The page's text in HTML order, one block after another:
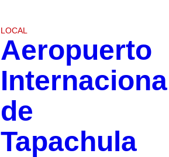
LOCAL
Aeropuerto
de
Tapachula